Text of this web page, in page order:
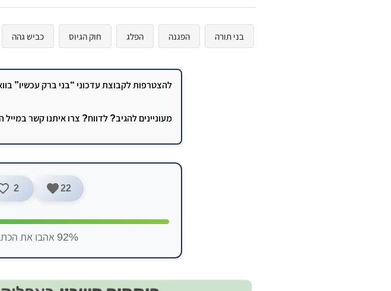
בני תורה הפגנה הפלג חוק הגיוס כביש גהה
להצטרפות לקבוצת עדכוני “בני ברק עכשיו”
מעוניינים להגיב? לדווח? צרו איתנו קשר במייל
22
2
92% אהבו את הכתבה